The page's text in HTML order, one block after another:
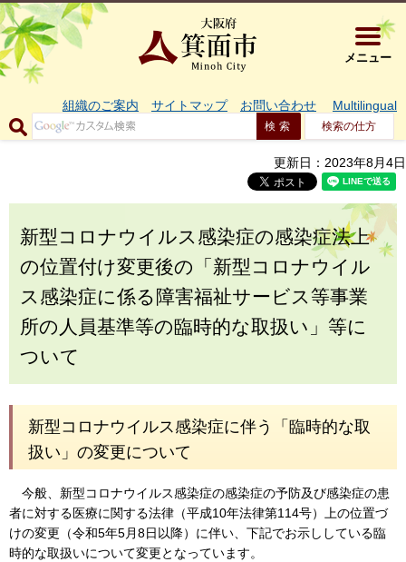
大阪府箕
メニュー
組織のご案内 サイトマップ お問い合わせ Multilingual
検索の仕方
更新日：2023年8月4日
新型コロナウイルス感染症の感染症法上
の位置付け変更後の「新型コロナウイル
ス感染症に係る障害福祉サービス等事業
所の人員基準等の臨時的な取扱い」等に
ついて
新型コロナウイルス感染症に伴う「臨時的な取
扱い」の変更について
今般、新型コロナウイルス感染症の感染症の予防及び感染症の患
者に対する医療に関する法律（平成10年法律第114号）上の位置づ
けの変更（令和5年5月8日以降）に伴い、下記でお示ししている臨
時的な取扱いについて変更となっています。